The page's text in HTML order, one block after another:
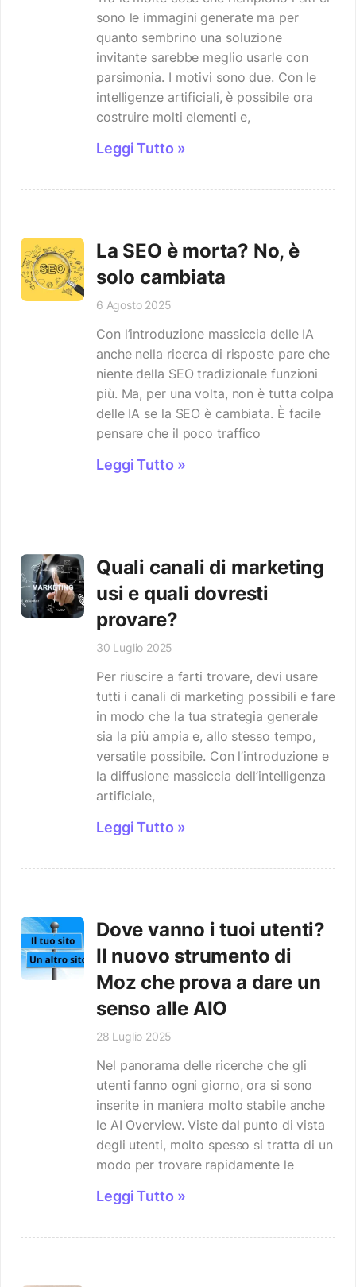
sono le immagini generate ma per
quanto sembrino una soluzione
invitante sarebbe meglio usarle con
parsimonia. I motivi sono due. Con le
intelligenze artificiali, è possibile ora
costruire molti elementi e,
Leggi Tutto »
La SEO è morta? No, è
solo cambiata
6 Agosto 2025
Con l’introduzione massiccia delle IA
anche nella ricerca di risposte pare che
niente della SEO tradizionale funzioni
più. Ma, per una volta, non è tutta colpa
delle IA se la SEO è cambiata. È facile
pensare che il poco traffico
Leggi Tutto »
Quali canali di marketing
usi e quali dovresti
provare?
30 Luglio 2025
Per riuscire a farti trovare, devi usare
tutti i canali di marketing possibili e fare
in modo che la tua strategia generale
sia la più ampia e, allo stesso tempo,
versatile possibile. Con l’introduzione e
la diffusione massiccia dell’intelligenza
artificiale,
Leggi Tutto »
Dove vanno i tuoi utenti?
Il nuovo strumento di
Moz che prova a dare un
senso alle AIO
28 Luglio 2025
Nel panorama delle ricerche che gli
utenti fanno ogni giorno, ora si sono
inserite in maniera molto stabile anche
le AI Overview. Viste dal punto di vista
degli utenti, molto spesso si tratta di un
modo per trovare rapidamente le
Leggi Tutto »